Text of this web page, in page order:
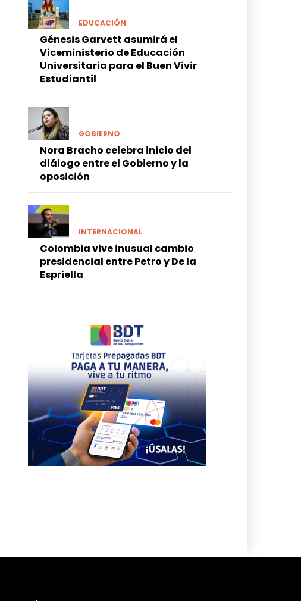
EDUCACIÓN
Génesis Garvett asumirá el
Viceministerio de Educación
Universitaria para el Buen Vivir
Estudiantil
GOBIERNO
Nora Bracho celebra inicio del
diálogo entre el Gobierno y la
oposición
INTERNACIONAL
Colombia vive inusual cambio
presidencial entre Petro y De la
Espriella